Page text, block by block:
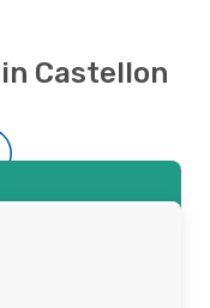
Castellon